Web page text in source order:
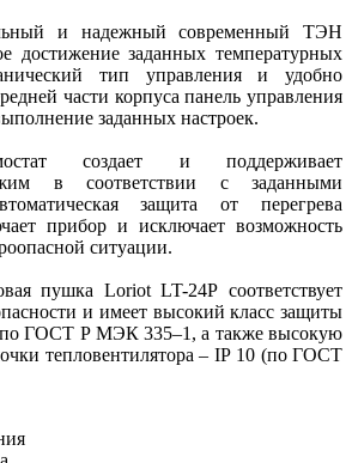
и надежный современный ТЭН
достижение заданных температурных
тип управления и удобно
части корпуса панель управления
заданных настроек.
создает и поддерживает
в соответствии с заданными
защита от перегрева
прибор и исключает возможность
ситуации.
пушка Loriot LT-24P соответствует
и имеет высокий класс защиты
по ГОСТ Р МЭК 335–1, а также высокую
тепловентилятора – IР 10 (по ГОСТ